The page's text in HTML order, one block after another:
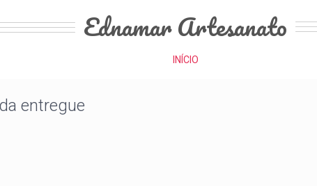
Ednamar Artesanato
INÍCIO
entregue